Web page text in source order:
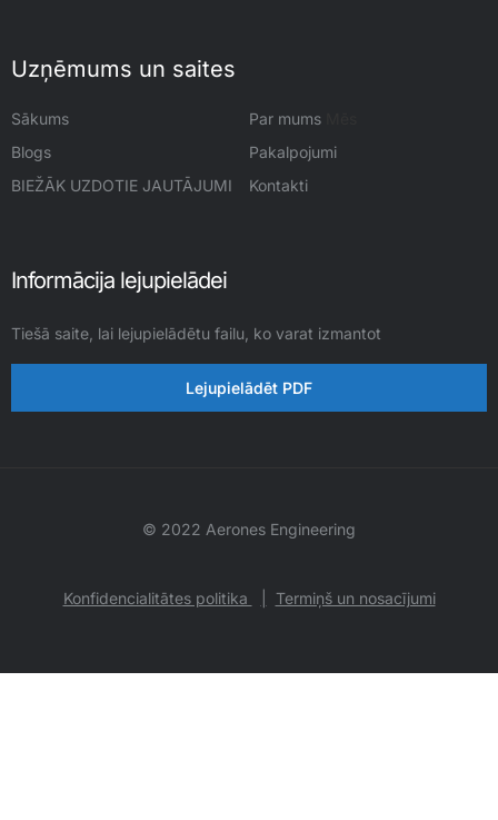
Uzņēmums un saites
Sākums Par mums
Blogs
Pakalpojumi
BIEŽĀK UZDOTIE JAUTĀJUMI
Kontakti
Informācija lejupielādei
Tiešā saite, lai lejupielādētu failu, ko varat izmantot
Lejupielādēt PDF
© 2022 Aerones Engineering
Konfidencialitātes politika Termiņš un nosacījumi